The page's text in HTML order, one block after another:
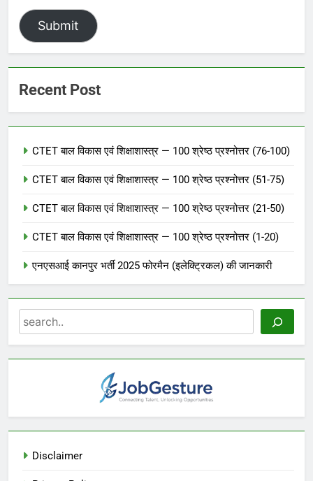
Submit
Recent Post
CTET बाल विकास एवं शिक्षाशास्त्र — 100 श्रेष्ठ प्रश्नोत्तर (76-100)
CTET बाल विकास एवं शिक्षाशास्त्र — 100 श्रेष्ठ प्रश्नोत्तर (51-75)
CTET बाल विकास एवं शिक्षाशास्त्र — 100 श्रेष्ठ प्रश्नोत्तर (21-50)
CTET बाल विकास एवं शिक्षाशास्त्र — 100 श्रेष्ठ प्रश्नोत्तर (1-20)
एनएसआई कानपुर भर्ती 2025 फोरमैन (इलेक्ट्रिकल) की जानकारी
Search
Disclaimer